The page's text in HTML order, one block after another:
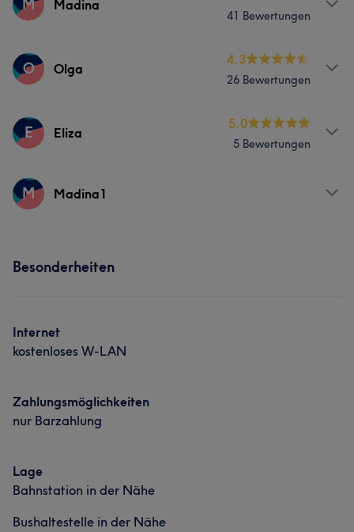
M Madina
41 Bewertungen
Services
O Olga
4.3
26 Bewertungen
Services
E Eliza
5.0
5 Bewertungen
Services
M Madina1
Besonderheiten
Internet
kostenloses W-LAN
Zahlungsmöglichkeiten
nur Barzahlung
Lage
Bahnstation in der Nähe
Bushaltestelle in der Nähe